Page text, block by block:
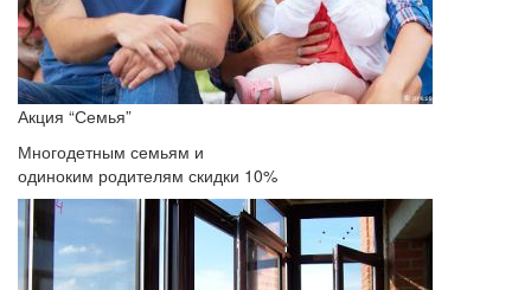
Акция “Семья”
Многодетным семьям и
одиноким родителям скидки 10%